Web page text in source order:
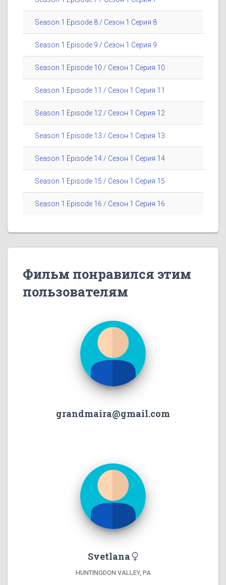
Season 1 Episode 8 / Сезон 1 Серия 8
Season 1 Episode 9 / Сезон 1 Серия 9
Season 1 Episode 10 / Сезон 1 Серия 10
Season 1 Episode 11 / Сезон 1 Серия 11
Season 1 Episode 12 / Сезон 1 Серия 12
Season 1 Episode 13 / Сезон 1 Серия 13
Season 1 Episode 14 / Сезон 1 Серия 14
Season 1 Episode 15 / Сезон 1 Серия 15
Season 1 Episode 16 / Сезон 1 Серия 16
Фильм понравился этим
пользователям
grandmaira@gmail.com
Svetlana
HUNTINGDON VALLEY, PA